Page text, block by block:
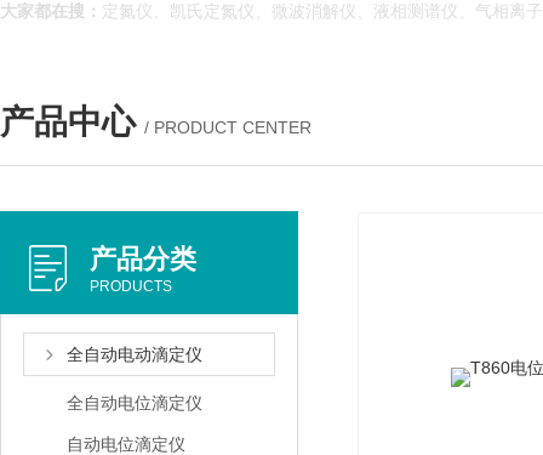
大家都在搜： 定氮仪、凯氏定氮仪、微波消解仪、液相测谱仪、气相离
产品中心 / PRODUCT CENTER
产品分类
PRODUCTS
全自动电动滴定仪
全自动电位滴定仪
自动电位滴定仪